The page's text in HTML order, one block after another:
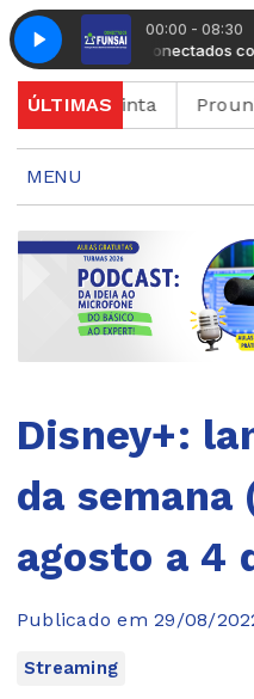
00:00 - 08:30
Manhã
ÚLTIMAS
quinta Prouni
MENU
Disney+:
da semana
agosto a 4
Publicado em 29/08/
Streaming